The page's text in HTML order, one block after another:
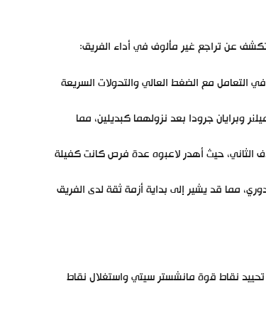
عن تراجع غير مألوف في أداء الفريق:
مع الضغط العالي والتحولات السريعة
وبرايان جرودا بعد نزولهما كبديلين، مما
حيث أهدر لاعبوه عدة فرص كانت كفيلة
مما قد يشير إلى بداية أزمة ثقة لدى الفريق
نقاط قوة مانشستر سيتي واستغلال نقاط